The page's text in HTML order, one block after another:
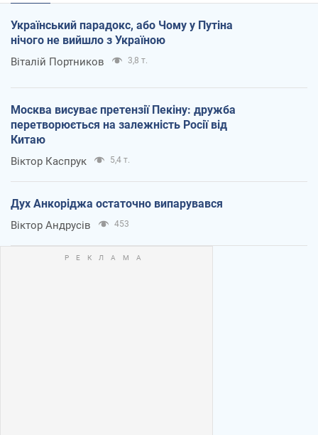
Український парадокс, або Чому у Путіна
нічого не вийшло з Україною
Віталій Портников 3,8 т.
Москва висуває претензії Пекіну: дружба
перетворюється на залежність Росії від
Китаю
Віктор Каспрук 5,4 т.
Дух Анкоріджа остаточно випарувався
Віктор Андрусів 453